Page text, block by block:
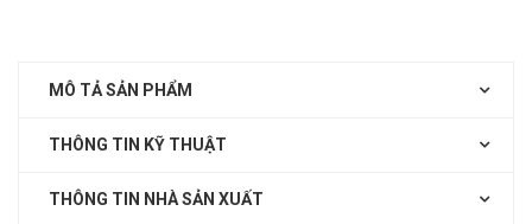
MÔ TẢ SẢN PHẨM
THÔNG TIN KỸ THUẬT
THÔNG TIN NHÀ SẢN XUẤT